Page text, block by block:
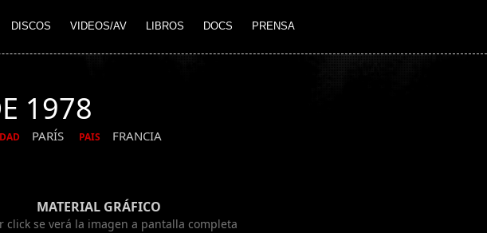
DISCOS VIDEOS/AV LIBROS DOCS PRENSA
1978
PARÍS PAIS FRANCIA
MATERIAL GRÁFICO
click se verá la imagen a pantalla completa